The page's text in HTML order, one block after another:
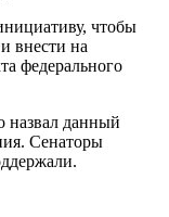
чтобы
внести на
федерального
назвал данный
Сенаторы